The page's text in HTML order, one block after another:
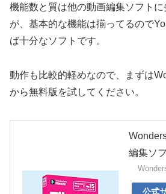
機能数と質は他の動画編集ソフト
が、基本的な機能は揃ってるので
ば十分なソフトです。
動作も比較的軽めなので、まずは
から無料版を試してください。
編集ソ
公式